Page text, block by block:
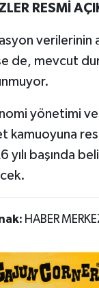
RESMİ
verilerinin
de, mevcut
yönetimi ve
kamuoyuna
yılı başında
HABER